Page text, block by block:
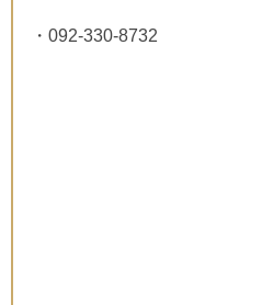
・092-330-8732